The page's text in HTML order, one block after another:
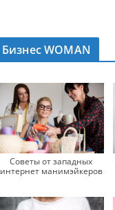
Бизнес WOMAN
Советы от западных
интернет манимэйкеров